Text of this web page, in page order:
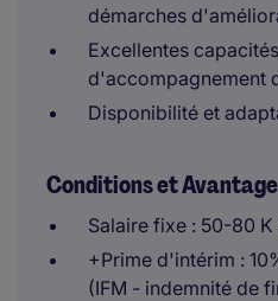
démarches
Excellentes
d'accompagnement
Disponibilité et
Conditions et
Salaire fixe : 50-80
+Prime d'intérim :
(IFM - indemnité de